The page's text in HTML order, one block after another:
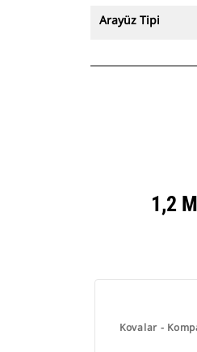
Arayüz Tipi
1,2
Kovalar -